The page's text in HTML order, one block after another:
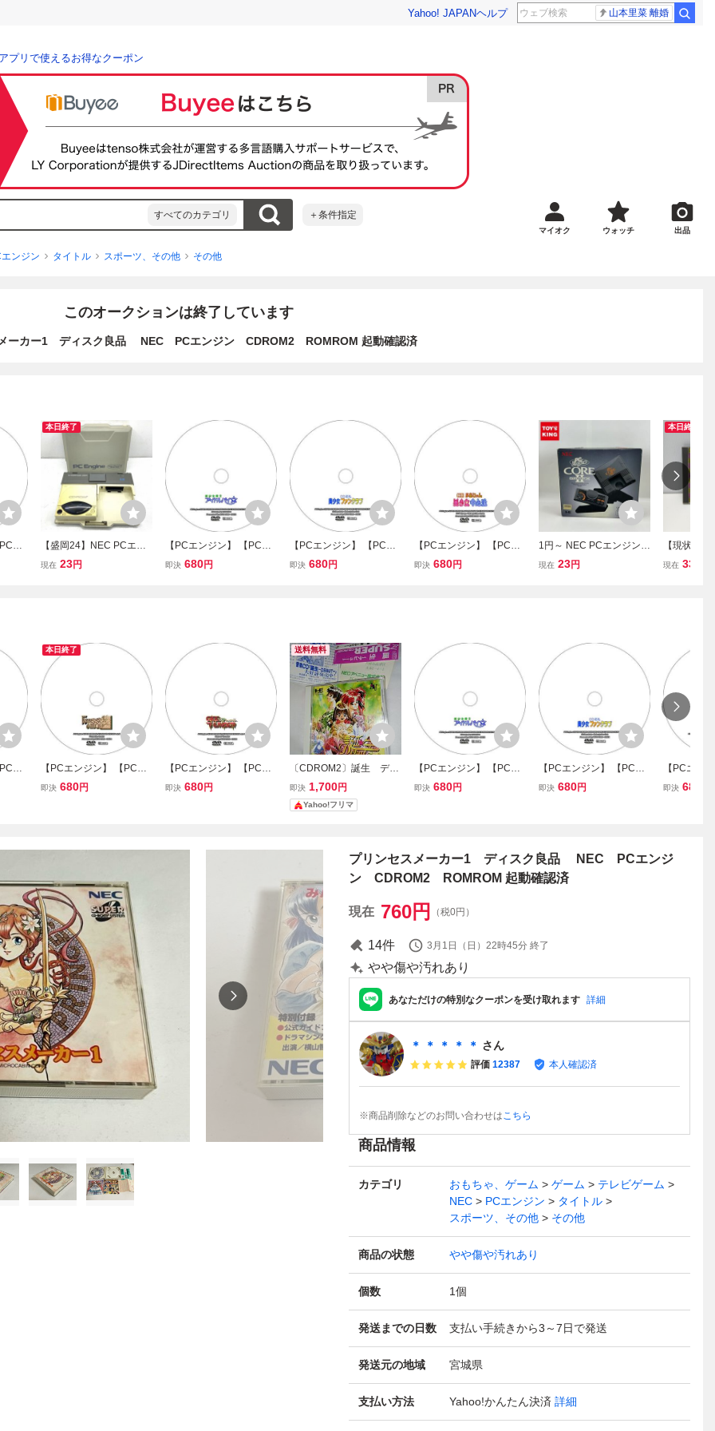
Yahoo! JAPANヘルプ 山本里菜 離婚
プリで使えるお得なクーポン
すべてのカテゴリ ＋条件指定
マイオク ウォッチ 出品
ンジン タイトル スポーツ、その他 その他
このオークションは終了しています
ーカー1 ディスク良品 NEC PCエンジン CDROM2 ROMROM 起動確認済
本日終了
【盛岡24】NEC PCエン
ジン インターフェースユ
現在 23円
【PCエンジン】 【PCE
CDROM2】 美少女雀士
即決 680円
【PCエンジン】 【PCE
CDROM2】 CD花札 美少
即決 680円
【PCエンジン】 【PCE
CDROM2】 CDまあじゃ
即決 680円
1円～ NEC PCエンジンコ
ア グラフィックス2 PI-TG
現在 23円
本日終了
【現状】
郎活劇
現在 330
本日終了
【PCエンジン】 【PCE
CDROM2】 フォーセット
即決 680円
【PCエンジン】 【PCE
CDROM2】 ゲートオブサ
即決 680円
送料無料
〔CDROM2〕誕生 デビ
ュー PCエンジン
即決 1,700円
Yahoo!フリマ
【PCエンジン】 【PCE
CDROM2】 美少女雀士
即決 680円
【PCエンジン】 【PCE
CDROM2】 CD花札 美少
即決 680円
【PCエン
CDROM2
即決 680
プリンセスメーカー1 ディスク良品 NEC PCエンジ
ン CDROM2 ROMROM 起動確認済
現在 760円 （税0円）
14件 3月1日（日）22時45分 終了
やや傷や汚れあり
あなただけの特別なクーポンを受け取れます 詳細
＊ ＊ ＊ ＊ ＊ さん
評価 12387 本人確認済
※商品削除などのお問い合わせはこちら
商品情報
カテゴリ おもちゃ、ゲーム ゲーム
テレビゲーム
NEC
PCエンジン
タイトル
スポーツ、その他
その他
商品の状態 やや傷や汚れあり
個数 1個
発送までの日数 支払い手続きから3～7日で発送
発送元の地域 宮城県
支払い方法 Yahoo!かんたん決済 詳細